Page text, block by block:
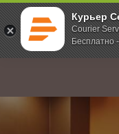
Курьер
Courier
Бесплатно
; Главная О компании